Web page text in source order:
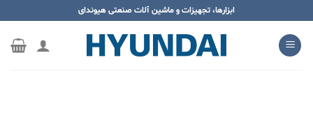
محتوا
بروید
ابزارها، تجهیزات و ماشین آلات صنعتی هیوندای